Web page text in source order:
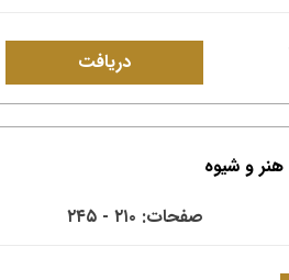
دریافت
صفحات: ۲۱۰ - ۲۴۵